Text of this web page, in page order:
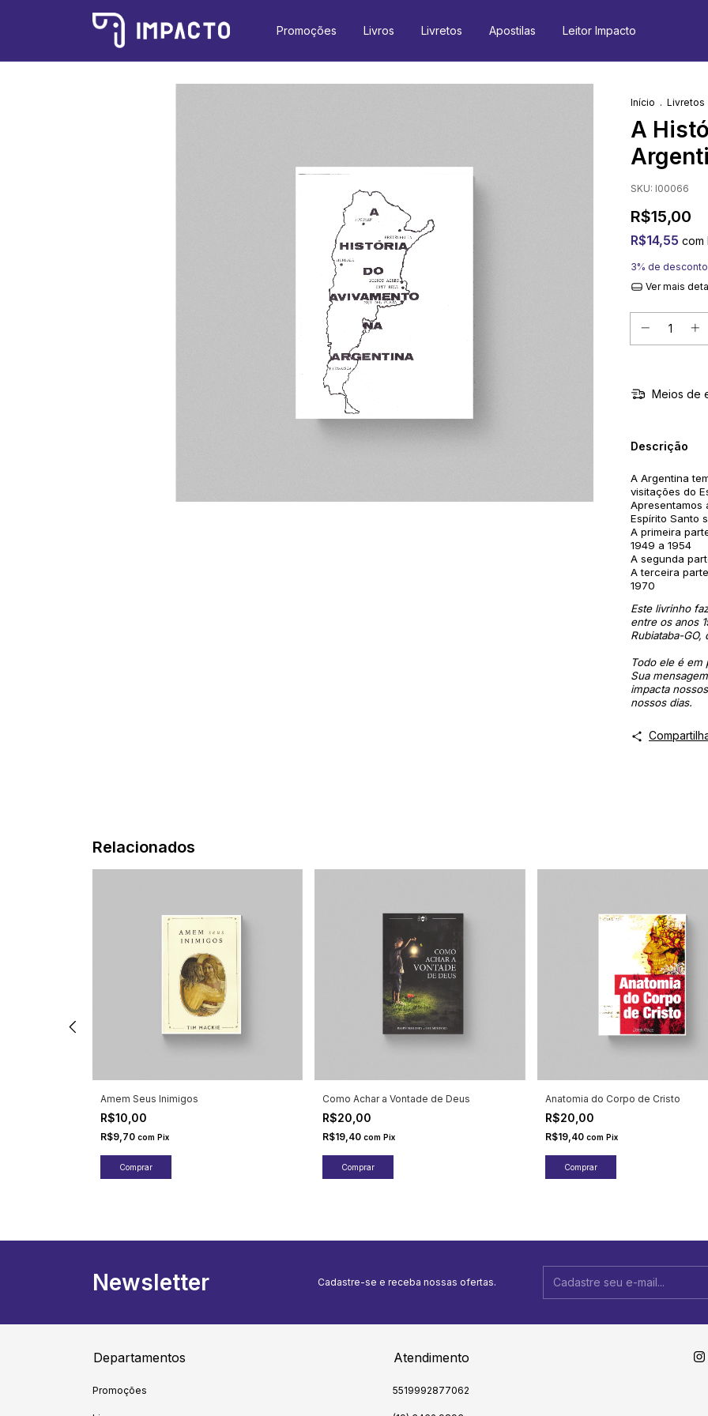
Promoções Livros Livretos Apostilas Leitor Impacto
Início . Livretos
A
SKU: I00066
R$15,00
R$14,55 com
3% de desconto
Ver mais
Meios de
Descrição
A Argentina
visitações do
Apresentamos
Espírito Santo
A primeira
1949 a 1954
A segunda
A terceira
1970
Este livrinho
entre os anos
Rubiataba-
Todo ele é em
Sua
impacta
nossos dias.
Relacionados
Amem Seus Inimigos
R$10,00
R$9,70 com Pix
Como Achar a Vontade de Deus
R$20,00
R$19,40com Pix
Anatomia do Corpo de Cristo
R$20,00
R$19,40 com Pix
Newsletter Cadastre-se e receba nossas ofertas.
Departamentos
Promoções
Atendimento
5519992877062